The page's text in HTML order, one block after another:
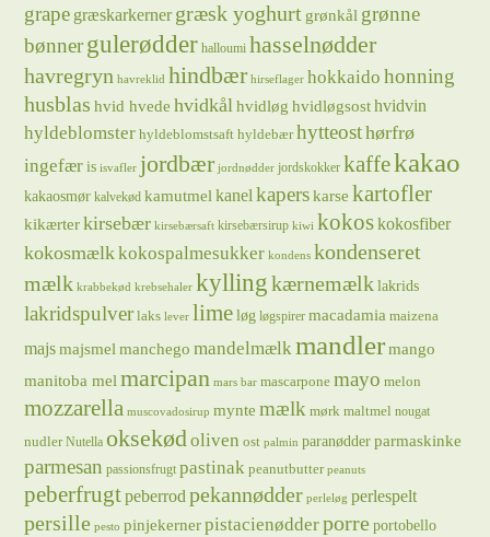
grape græskarkernergræsk yoghurt grønkål grønne
bønnergulerødder halloumi hasselnødder
havregryn havreklid hindbær hirseflager hokkaido honning
husblas hvid hvede hvidkålhvidløg hvidløgsost hvidvin
hyldeblomster hyldeblomstsaft hyldebær hytteosthørfrø
ingefær is isvafler jordbær jordnødder jordskokker kaffekakao
kakaosmør kalvekød kamutmel kanelkaperskarse kartofler
kikærterkirsebær kirsebærsaft kirsebærsirup kiwi kokoskokosfiber
kokosmælkkokospalmesukker kondens kondenseret
mælk krabbekød krebsehaler kylling kærnemælk lakrids
lakridspulver laks lever lime løg løgspirer macadamia maizena
majsmajsmel manchego mandelmælkmandler mango
manitoba mel marcipan mars bar mascarpone mayo melon
mozzarella muscovadosirup mynte mælk mørk maltmel nougat
nudler Nutella oksekødoliven ost palmin paranødder parmaskinke
parmesan passionsfrugt pastinak peanutbutter peanuts
peberfrugtpeberrodpekannødder perleløg perlespelt
persille pesto pinjekerner pistacienødderporre portobello